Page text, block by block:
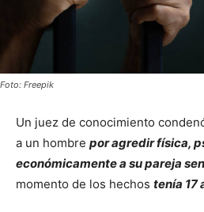
Foto: Freepik
Un juez de conocimiento
a un hombre por agredir física,
económicamente a su pareja
momento de los hechos tenía 17